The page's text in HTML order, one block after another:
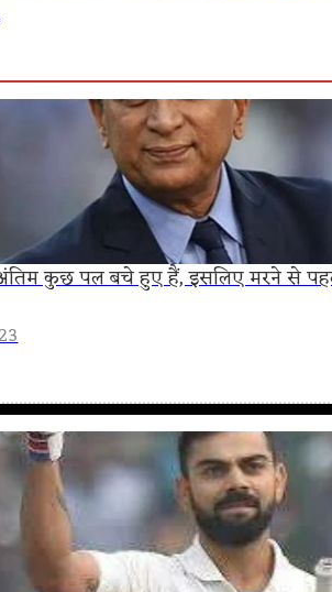
कुछ पल बचे हुए हैं, इसलिए मरने से